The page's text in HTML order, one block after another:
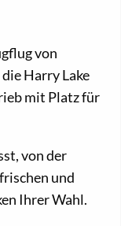
von
Harry Lake
mit Platz für
von der
und
Ihrer Wahl.